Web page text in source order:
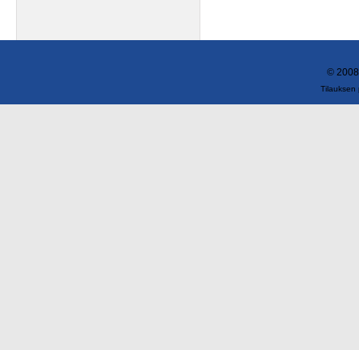
©
Tilauksen